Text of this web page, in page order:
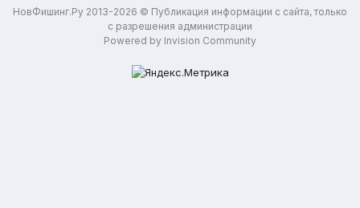
НовФишинг.Ру 2013-2026 © Публикация информации с сайта, только
с разрешения администрации
Powered by Invision Community